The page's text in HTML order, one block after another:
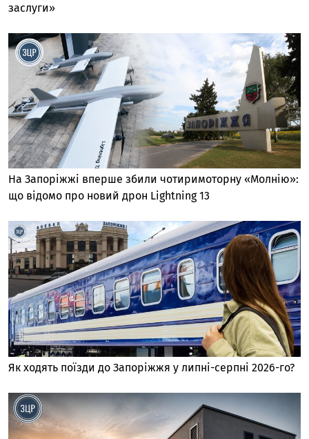
заслуги»
На Запоріжжі вперше збили чотиримоторну «Молнію»:
що відомо про новий дрон Lightning 13
Як ходять поїзди до Запоріжжя у липні-серпні 2026-го?